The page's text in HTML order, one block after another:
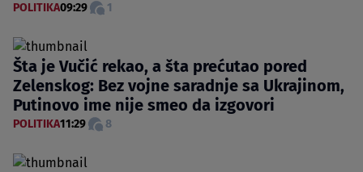
POLITIKA09:29 1
Šta je Vučić rekao, a šta prećutao pored
Zelenskog: Bez vojne saradnje sa Ukrajinom,
Putinovo ime nije smeo da izgovori
POLITIKA11:29 8